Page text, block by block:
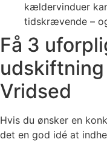
kældervinduer
tidskrævende –
Få 3
Vridsed
Hvis du ønsker en
det en god idé at